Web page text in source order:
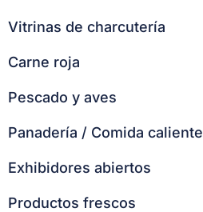
Vitrinas de charcutería
Carne roja
Pescado y aves
Panadería / Comida caliente
Exhibidores abiertos
Productos frescos